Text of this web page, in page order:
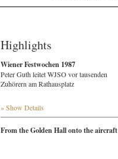
Highlights
Wiener Festwochen 1987
Peter Guth leitet WJSO vor tausenden
Zuhörern am Rathausplatz
» Show Details
From the Golden Hall onto the aircraft